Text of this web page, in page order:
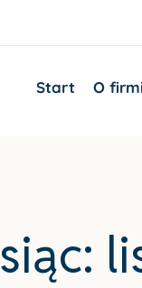
Start O